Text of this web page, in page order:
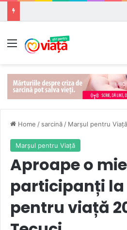
Meniu
Home / sarcină / Marşul pentru Viaţă
Marşul pentru Viaţă
Aproape o
participanți la
pentru viață